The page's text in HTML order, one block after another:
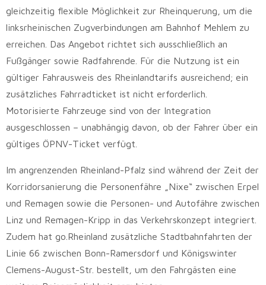
gleichzeitig flexible Möglichkeit zur Rheinquerung, um die
linksrheinischen Zugverbindungen am Bahnhof Mehlem zu
erreichen. Das Angebot richtet sich ausschließlich an
Fußgänger sowie Radfahrende. Für die Nutzung ist ein
gültiger Fahrausweis des Rheinlandtarifs ausreichend; ein
zusätzliches Fahrradticket ist nicht erforderlich.
Motorisierte Fahrzeuge sind von der Integration
ausgeschlossen – unabhängig davon, ob der Fahrer über ein
gültiges ÖPNV-Ticket verfügt.
Im angrenzenden Rheinland-Pfalz sind während der Zeit der
Korridorsanierung die Personenfähre „Nixe“ zwischen Erpel
und Remagen sowie die Personen- und Autofähre zwischen
Linz und Remagen-Kripp in das Verkehrskonzept integriert.
Zudem hat go.Rheinland zusätzliche Stadtbahnfahrten der
Linie 66 zwischen Bonn-Ramersdorf und Königswinter
Clemens-August-Str. bestellt, um den Fahrgästen eine